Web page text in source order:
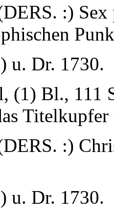
:) Sex
u. Dr. 1730.
(1) Bl., 111
:)
u. Dr. 1730.